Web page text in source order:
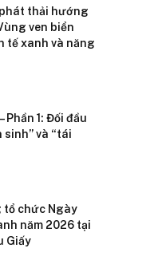
thải hướng
ven biển
tế xanh và năng
Phần 1: Đối đầu
và “tái
tổ chức Ngày
năm 2026 tại
Giấy